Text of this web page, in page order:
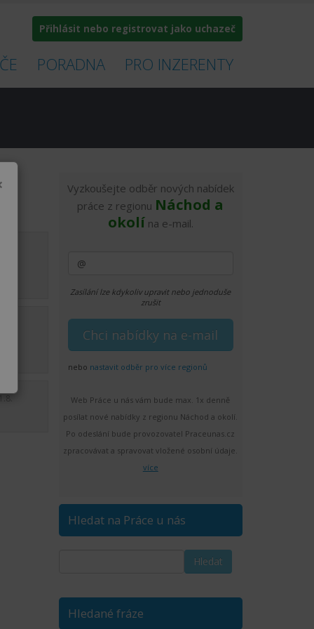
Přihlásit nebo registrovat jako uchazeč
PORADNA PRO INZERENTY
1.8.
Vyzkoušejte odběr nových nabídek
práce z regionu Náchod a
okolí na e-mail.
Zasílání lze kdykoliv upravit nebo jednoduše
zrušit
nebo nastavit odběr pro více regionů
Web Práce u nás vám bude max. 1x denně
posílat nové nabídky z regionu Náchod a okolí.
Po odeslání bude provozovatel Praceunas.cz
zpracovávat a spravovat vložené osobní údaje.
více
Hledat na Práce u nás
Hledané fráze